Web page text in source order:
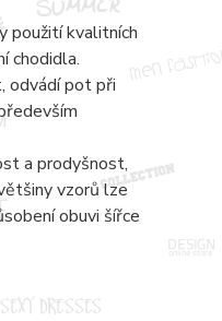
použití kvalitních
chodidla.
odvádí pot při
a prodyšnost,
vzorů lze
obuvi šířce